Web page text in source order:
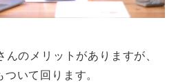
のメリットがありますが、
いて回ります。